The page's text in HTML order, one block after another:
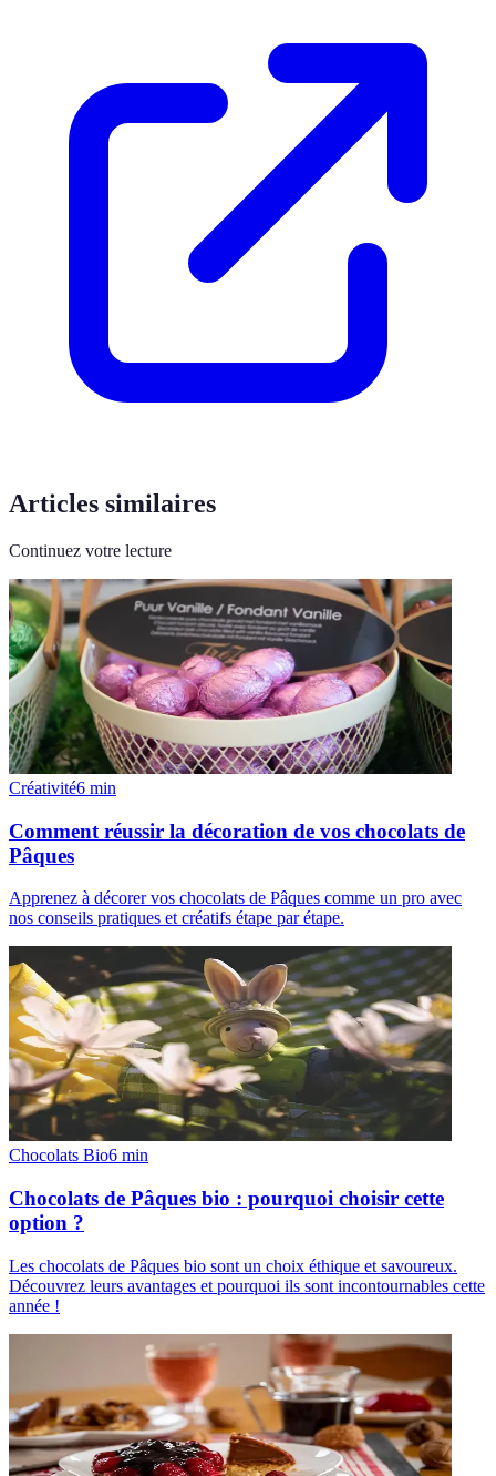
Articles similaires
Continuez votre lecture
Créativité6 min
Comment réussir la décoration de vos chocolats de
Pâques
Apprenez à décorer vos chocolats de Pâques comme un pro avec
nos conseils pratiques et créatifs étape par étape.
Chocolats Bio6 min
Chocolats de Pâques bio : pourquoi choisir cette
option ?
Les chocolats de Pâques bio sont un choix éthique et savoureux.
Découvrez leurs avantages et pourquoi ils sont incontournables cette
année !